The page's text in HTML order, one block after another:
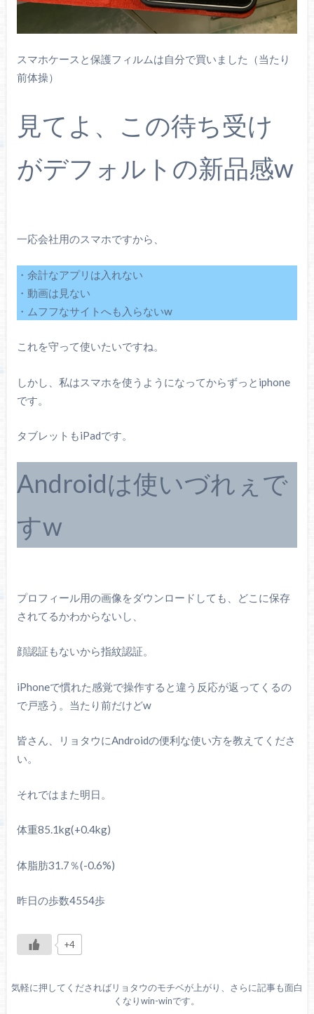
スマホケースと保護フィルムは自分で買いました（当たり
前体操）
見てよ、この待ち受け
がデフォルトの新品感w
一応会社用のスマホですから、
・余計なアプリは入れない
・動画は見ない
・ムフフなサイトへも入らないw
これを守って使いたいですね。
しかし、私はスマホを使うようになってからずっとiphone
です。
タブレットもiPadです。
Androidは使いづれぇで
すw
プロフィール用の画像をダウンロードしても、どこに保存
されてるかわからないし、
顔認証もないから指紋認証。
iPhoneで慣れた感覚で操作すると違う反応が返ってくるの
で戸惑う。当たり前だけどw
皆さん、リョタウにAndroidの便利な使い方を教えてくださ
い。
それではまた明日。
体重85.1kg(+0.4kg)
体脂肪31.7％(-0.6%)
昨日の歩数4554歩
+4
気軽に押してくださればリョタウのモチベが上がり、さらに記事も面白
くなりwin-winです。